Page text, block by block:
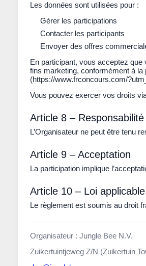
Les données sont utilisées pour :
Gérer les participations
Contacter les participants
Envoyer des offres
En participant, vous acceptez
fins marketing, conformément à
(https://www.frconcours.com/
Vous pouvez exercer vos droits
Article 8 – Responsabilité
L’Organisateur ne peut être tenu
Article 9 – Acceptation
La participation implique
Article 10 – Loi applicable
Le règlement est soumis au droit
Organisateur : Jungle Bee N.V.
Zuikertuintjeweg Z/N (Zuikertuin